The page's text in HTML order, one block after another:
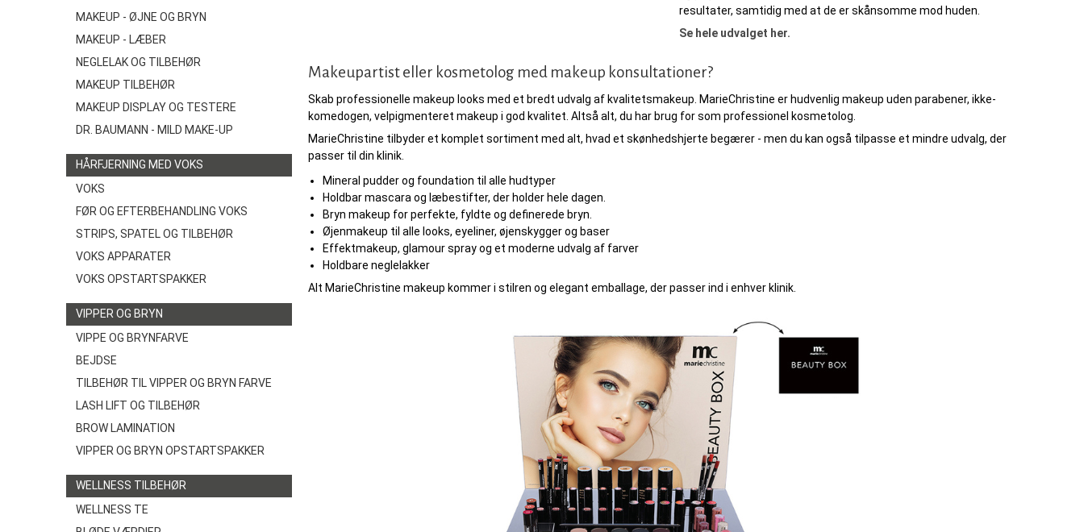
MAKEUP - ØJNE OG BRYN
MAKEUP - LÆBER
NEGLELAK OG TILBEHØR
MAKEUP TILBEHØR
MAKEUP DISPLAY OG TESTERE
DR. BAUMANN - MILD MAKE-UP
HÅRFJERNING MED VOKS
VOKS
FØR OG EFTERBEHANDLING VOKS
STRIPS, SPATEL OG TILBEHØR
VOKS APPARATER
VOKS OPSTARTSPAKKER
VIPPER OG BRYN
VIPPE OG BRYNFARVE
BEJDSE
TILBEHØR TIL VIPPER OG BRYN FARVE
LASH LIFT OG TILBEHØR
BROW LAMINATION
VIPPER OG BRYN OPSTARTSPAKKER
WELLNESS TILBEHØR
WELLNESS TE
resultater, samtidig med at de er skånsomme mod huden.
Se hele udvalget her.
Makeupartist eller kosmetolog med makeup konsultationer?
Skab professionelle makeup looks med et bredt udvalg af kvalitetsmakeup. MarieChristine er hudvenlig makeup uden parabener, ikke-
komedogen, velpigmenteret makeup i god kvalitet. Altså alt, du har brug for som professionel kosmetolog.
MarieChristine tilbyder et komplet sortiment med alt, hvad et skønhedshjerte begærer - men du kan også tilpasse et mindre udvalg, der
passer til din klinik.
Mineral pudder og foundation til alle hudtyper
Holdbar mascara og læbestifter, der holder hele dagen.
Bryn makeup for perfekte, fyldte og definerede bryn.
Øjenmakeup til alle looks, eyeliner, øjenskygger og baser
Effektmakeup, glamour spray og et moderne udvalg af farver
Holdbare neglelakker
Alt MarieChristine makeup kommer i stilren og elegant emballage, der passer ind i enhver klinik.